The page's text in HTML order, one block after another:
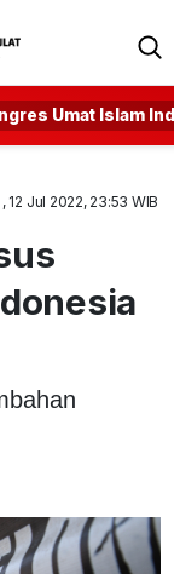
Umat Islam
12 Jul 2022, 23:53 WIB